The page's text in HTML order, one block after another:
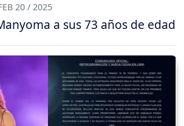
20 / 2025
a sus 73 años de edad